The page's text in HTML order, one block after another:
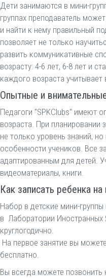
Дети занимаются в мини-
группах преподаватель
и найти к нему правильный
позволяет не только
развить коммуникативные
возрасту: 4-6 лет, 6-8 лет и
каждого возраста
Опытные и
Педагоги "SPKClubs" имеют
возраста. При планировании
не только уровень знаний,
особенности учеников. Все
адаптированным для детей.
видеоматериалы, книги.
Как записать ребенка
Набор в детские мини-
в Лаборатории Иностранных
круглогодично.
На первое занятие вы
бесплатно.
Вы всегда можете позвонить